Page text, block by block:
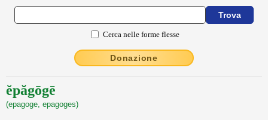
Cerca nelle forme flesse
Donazione
ĕpăgōgē
(epagoge, epagoges)